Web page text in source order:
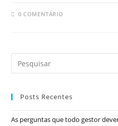
0 COMENTÁRIO
Posts Recentes
As perguntas que todo gestor